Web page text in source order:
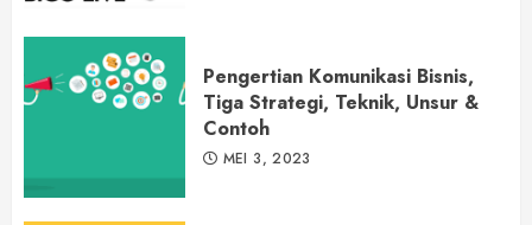
Pengertian Komunikasi Bisnis,
Tiga Strategi, Teknik, Unsur &
Contoh
MEI 3, 2023